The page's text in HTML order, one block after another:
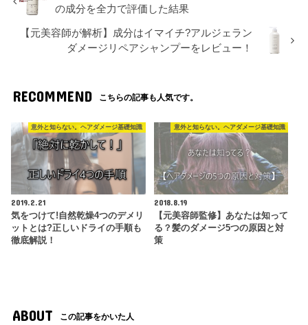
の成分を全力で評価した結果
【元美容師が解析】成分はイマイチ?アルジェラン
ダメージリペアシャンプーをレビュー！
RECOMMEND こちらの記事も人気です。
意外と知らない。ヘアダメージ基礎知識
2019.2.21
気をつけて!自然乾燥4つのデメリ
ットとは?正しいドライの手順も
徹底解説！
意外と知らない。ヘアダメージ基礎知識
2018.8.19
【元美容師監修】あなたは知って
る？髪のダメージ5つの原因と対
策
ABOUT この記事をかいた人